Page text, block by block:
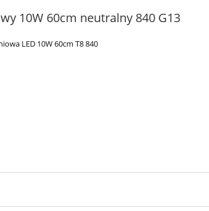
10W 60cm neutralny 840 G13
LED 10W 60cm T8 840